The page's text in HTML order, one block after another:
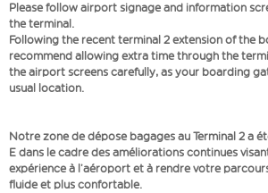
Please follow airport signage and information
the terminal.
Following the recent terminal 2 extension of the
recommend allowing extra time through the
the airport screens carefully, as your boarding
usual location.
Notre zone de dépose bagages au Terminal 2 a
E dans le cadre des améliorations continues
expérience à l’aéroport et à rendre votre
fluide et plus confortable.